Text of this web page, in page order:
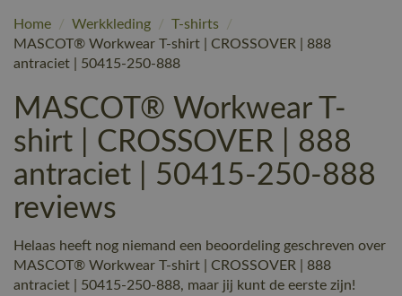
Home / Werkkleding / T-shirts
/
MASCOT® Workwear T-shirt | CROSSOVER | 888
antraciet | 50415-250-888
MASCOT® Workwear T-
shirt | CROSSOVER | 888
antraciet | 50415-250-888
reviews
Helaas heeft nog niemand een beoordeling geschreven over
MASCOT® Workwear T-shirt | CROSSOVER | 888
antraciet | 50415-250-888, maar jij kunt de eerste zijn!